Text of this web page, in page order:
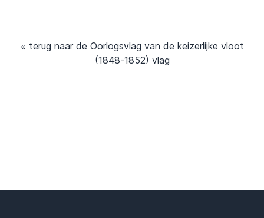
« terug naar de Oorlogsvlag van de keizerlijke vloot
(1848-1852) vlag